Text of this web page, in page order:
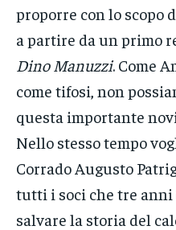
proporre con lo scopo
a partire da un primo
Dino Manuzzi. Come
come tifosi, non
questa importante
Nello stesso tempo
Corrado Augusto
tutti i soci che tre anni
salvare la storia del